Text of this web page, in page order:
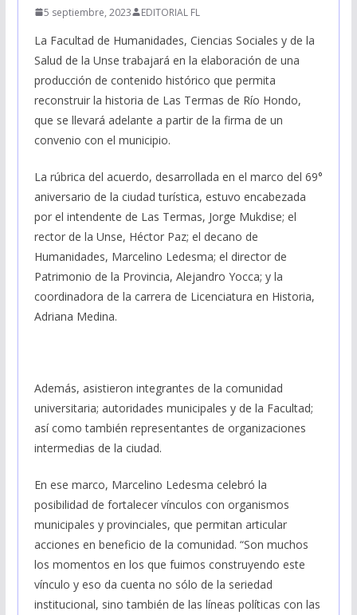
5 septiembre, 2023 EDITORIAL FL
La Facultad de Humanidades, Ciencias Sociales y de la
Salud de la Unse trabajará en la elaboración de una
producción de contenido histórico que permita
reconstruir la historia de Las Termas de Río Hondo,
que se llevará adelante a partir de la firma de un
convenio con el municipio.
La rúbrica del acuerdo, desarrollada en el marco del 69°
aniversario de la ciudad turística, estuvo encabezada
por el intendente de Las Termas, Jorge Mukdise; el
rector de la Unse, Héctor Paz; el decano de
Humanidades, Marcelino Ledesma; el director de
Patrimonio de la Provincia, Alejandro Yocca; y la
coordinadora de la carrera de Licenciatura en Historia,
Adriana Medina.
Además, asistieron integrantes de la comunidad
universitaria; autoridades municipales y de la Facultad;
así como también representantes de organizaciones
intermedias de la ciudad.
En ese marco, Marcelino Ledesma celebró la
posibilidad de fortalecer vínculos con organismos
municipales y provinciales, que permitan articular
acciones en beneficio de la comunidad. “Son muchos
los momentos en los que fuimos construyendo este
vínculo y eso da cuenta no sólo de la seriedad
institucional, sino también de las líneas políticas con las